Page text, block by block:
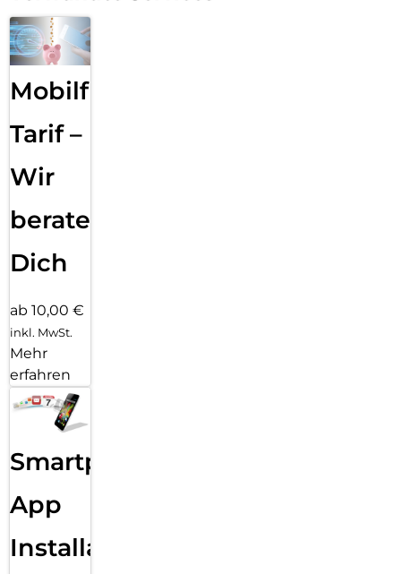
Mobilfunk
Tarif –
Wir
beraten
Dich
ab 10,00 €
inkl. MwSt.
Mehr
erfahren
Smartphone
App
Installation